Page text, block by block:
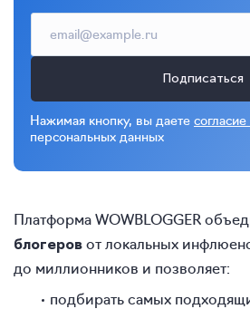
Подписаться
Нажимая кнопку, вы даете согласие
персональных данных
Платформа WOWBLOGGER
блогеров от локальных
до миллионников и позволяет:
подбирать самых